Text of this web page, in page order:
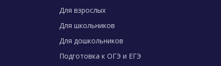
Для взрослых
Для школьников
Для дошкольников
Подготовка к ОГЭ и ЕГЭ